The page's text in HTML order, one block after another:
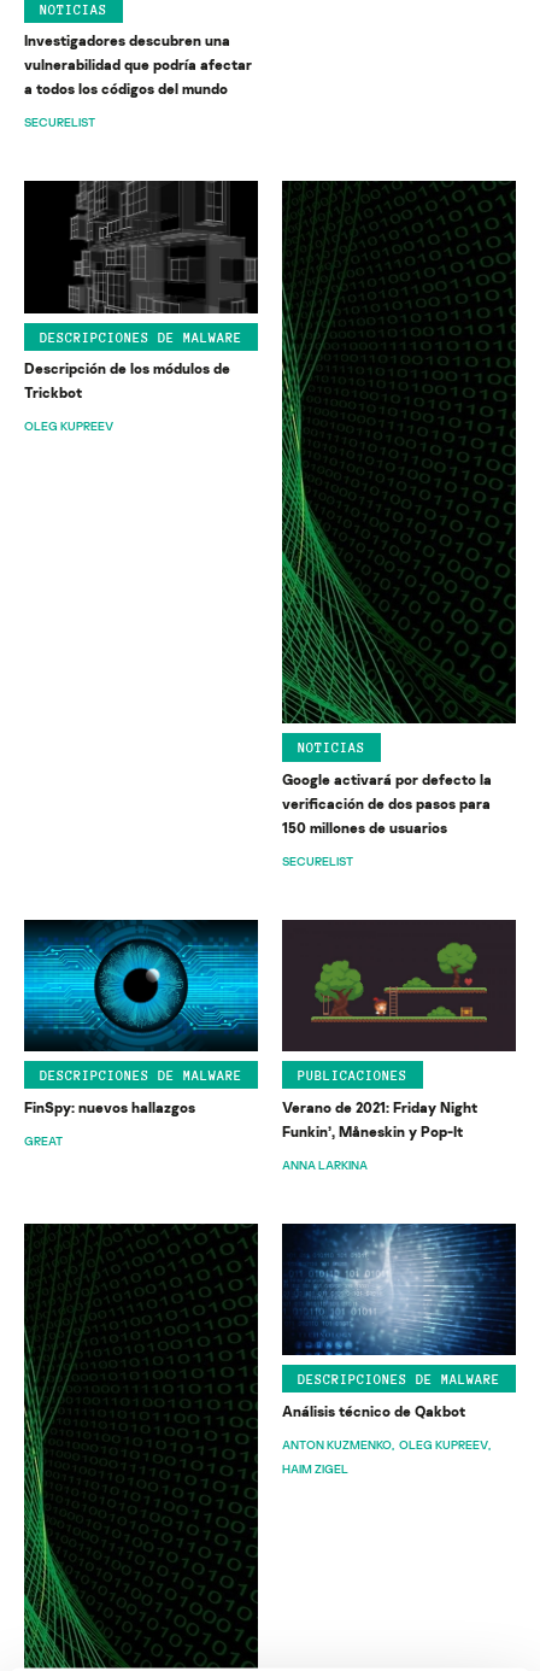
NOTICIAS
Investigadores descubren una
vulnerabilidad que podría afectar
a todos los códigos del mundo
SECURELIST
DESCRIPCIONES DE MALWARE
Descripción de los módulos de
Trickbot
OLEG KUPREEV
NOTICIAS
Google activará por defecto la
verificación de dos pasos para
150 millones de usuarios
SECURELIST
DESCRIPCIONES DE MALWARE
FinSpy: nuevos hallazgos
GREAT
PUBLICACIONES
Verano de 2021: Friday Night
Funkin’, Måneskin y Pop-It
ANNA LARKINA
DESCRIPCIONES DE MALWARE
Análisis técnico de Qakbot
ANTON KUZMENKO OLEG KUPREEV
HAIM ZIGEL